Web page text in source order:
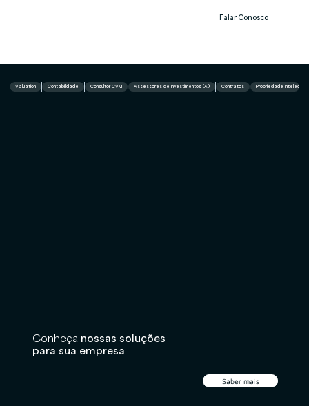
Falar Conosco
Conheça nossas soluções
para sua empresa
Saber mais
Valuation Contabilidade Consultor CVM Assessores de Investimentos (AI) Contratos Propriedade Intelectual